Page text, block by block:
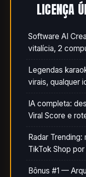
LICENÇA
Software AI
vitalícia, 2
Legendas
virais, qualquer
IA completa:
Viral Score e
Radar
TikTok Shop
Bônus #1 —